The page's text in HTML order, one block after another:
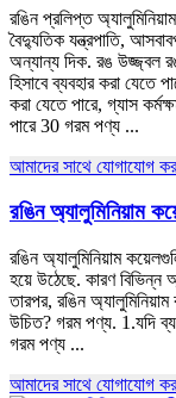
রঙিন প্রলিপ্ত
বৈদ্যুতিক যন্ত্রপাতি,
অন্যান্য দিক. রঙ উজ্জ্বল
হিসাবে ব্যবহার করা যেতে
করা যেতে পারে, গ্যাস
পারে 30 গরম পণ্য ...
আমাদের সাথে যোগাযোগ
রঙিন অ্যালুমিনিয়াম
রঙিন অ্যালুমিনিয়াম
হয়ে উঠেছে. কারণ
তারপর, রঙিন
উচিত? গরম পণ্য. 1.যদি
গরম পণ্য ...
আমাদের সাথে যোগাযোগ